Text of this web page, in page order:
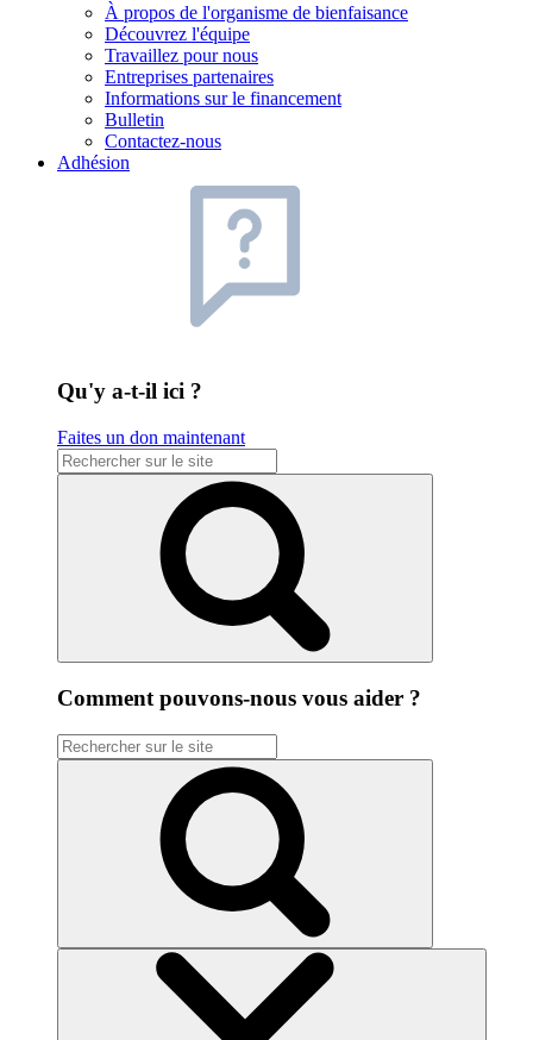
À propos de l'organisme de bienfaisance
Découvrez l'équipe
Travaillez pour nous
Entreprises partenaires
Informations sur le financement
Bulletin
Contactez-nous
Adhésion
Qu'y a-t-il ici ?
Faites un don maintenant
Comment pouvons-nous vous aider ?